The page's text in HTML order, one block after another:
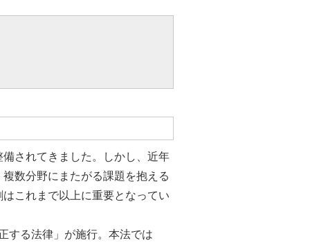
されてきました。しかし、近年
数分野にまたがる課題を抱える
これまで以上に重要となってい
する法律」が施行。本法では